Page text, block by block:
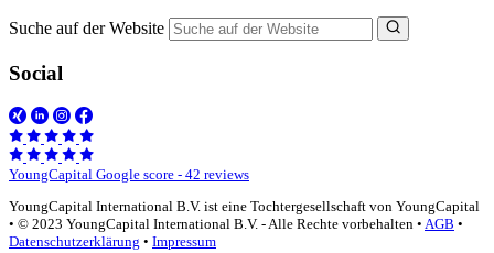
Suche auf der Website
Social
YoungCapital Google score - 42 reviews
YoungCapital International B.V. ist eine Tochtergesellschaft von YoungCapital
• © 2023 YoungCapital International B.V. - Alle Rechte vorbehalten • AGB •
Datenschutzerklärung • Impressum